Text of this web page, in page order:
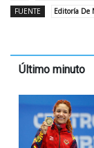
FUENTE
Editoría De
Último minuto